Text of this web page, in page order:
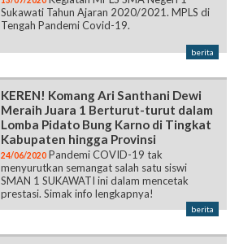
Sukawati Tahun Ajaran 2020/2021. MPLS di
Tengah Pandemi Covid-19.
berita
KEREN! Komang Ari Santhani Dewi
Meraih Juara 1 Berturut-turut dalam
Lomba Pidato Bung Karno di Tingkat
Kabupaten hingga Provinsi
24/06/2020 Pandemi COVID-19 tak
menyurutkan semangat salah satu siswi
SMAN 1 SUKAWATI ini dalam mencetak
prestasi. Simak info lengkapnya!
berita